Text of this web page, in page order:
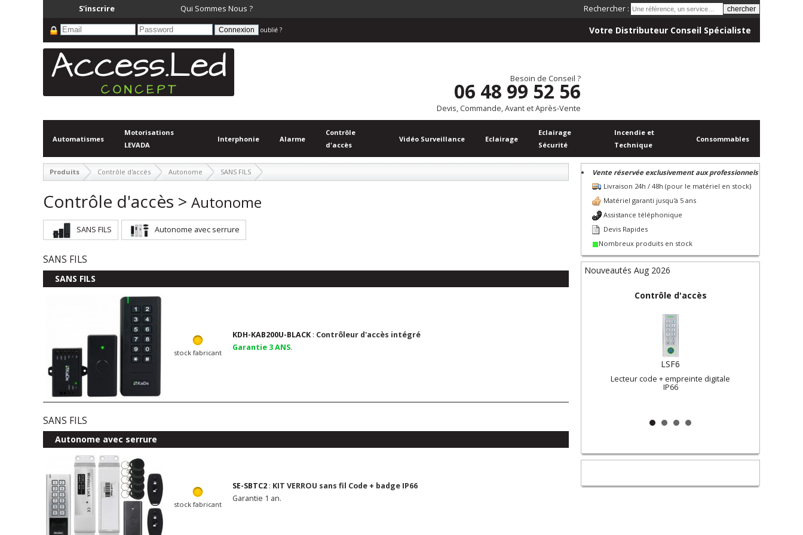
S'inscrire Qui Sommes Nous ? Rechercher :
oublié ? Votre Distributeur Conseil Spécialiste
Besoin de Conseil ?
06 48 99 52 56
Devis, Commande, Avant et Après-Vente
Automatismes
Motorisations
LEVADA
Interphonie Alarme
Contrôle
d'accès
Vidéo Surveillance Eclairage
Eclairage
Sécurité
Incendie et
Technique
Consommables
Produits Contrôle d'accès Autonome SANS FILS
Contrôle d'accès > Autonome
SANS FILS Autonome avec serrure
SANS FILS
SANS FILS
stock fabricant
KDH-KAB200U-BLACK : Contrôleur d'accès intégré
Garantie 3 ANS.
SANS FILS
Autonome avec serrure
stock fabricant
SE-SBTC2 : KIT VERROU sans fil Code + badge IP66
Garantie 1 an.
Vente réservée exclusivement aux professionnels
Livraison 24h / 48h (pour le matériel en stock)
Matériel garanti jusqu'à 5 ans
Assistance téléphonique
Devis Rapides
Nombreux produits en stock
Nouveautés Aug 2026
Contrôle d'accès
LSF6
Lecteur code + empreinte digitale
IP66